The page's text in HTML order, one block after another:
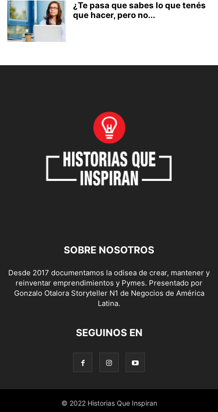
¿Te pasa que sabes lo que tenés
que hacer, pero no...
SOBRE NOSOTROS
Desde 2017 documentamos la odisea de crear, mantener y
reinventar emprendimientos y Pymes. Presentado por
Gonzalo Otalora Storyteller N1 de Negocios de América
Latina.
SEGUINOS EN
© 2022 Historias Que Inspiran